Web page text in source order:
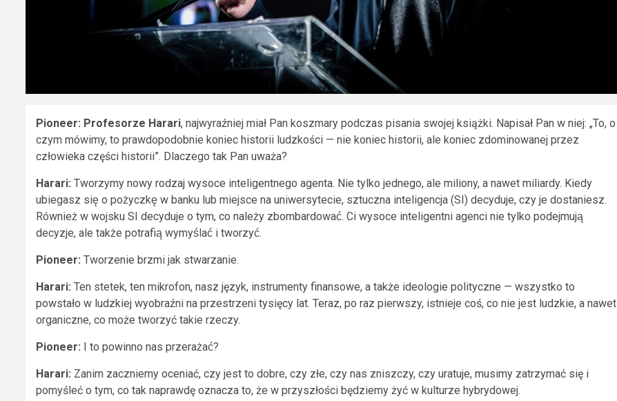
Pioneer: Profesorze Harari, najwyraźniej miał Pan koszmary podczas pisania swojej książki. Napisał Pan w niej: „To, o
czym mówimy, to prawdopodobnie koniec historii ludzkości — nie koniec historii, ale koniec zdominowanej przez
człowieka części historii”. Dlaczego tak Pan uważa?
Harari: Tworzymy nowy rodzaj wysoce inteligentnego agenta. Nie tylko jednego, ale miliony, a nawet miliardy. Kiedy
ubiegasz się o pożyczkę w banku lub miejsce na uniwersytecie, sztuczna inteligencja (SI) decyduje, czy je dostaniesz.
Również w wojsku SI decyduje o tym, co należy zbombardować. Ci wysoce inteligentni agenci nie tylko podejmują
decyzje, ale także potrafią wymyślać i tworzyć.
Pioneer: Tworzenie brzmi jak stwarzanie.
Harari: Ten stetek, ten mikrofon, nasz język, instrumenty finansowe, a także ideologie polityczne — wszystko to
powstało w ludzkiej wyobraźni na przestrzeni tysięcy lat. Teraz, po raz pierwszy, istnieje coś, co nie jest ludzkie, a nawet
organiczne, co może tworzyć takie rzeczy.
Pioneer: I to powinno nas przerażać?
Harari: Zanim zaczniemy oceniać, czy jest to dobre, czy złe, czy nas zniszczy, czy uratuje, musimy zatrzymać się i
pomyśleć o tym, co tak naprawdę oznacza to, że w przyszłości będziemy żyć w kulturze hybrydowej.